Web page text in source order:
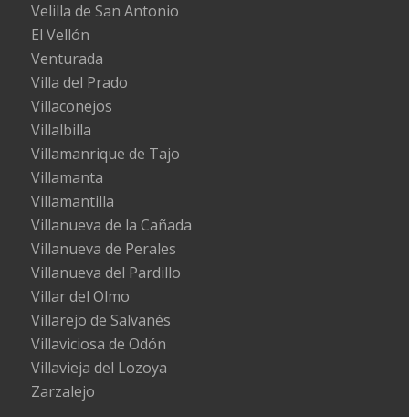
Velilla de San Antonio
El Vellón
Venturada
Villa del Prado
Villaconejos
Villalbilla
Villamanrique de Tajo
Villamanta
Villamantilla
Villanueva de la Cañada
Villanueva de Perales
Villanueva del Pardillo
Villar del Olmo
Villarejo de Salvanés
Villaviciosa de Odón
Villavieja del Lozoya
Zarzalejo